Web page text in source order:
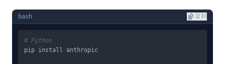
bash 复制
# Python
pip install anthropic